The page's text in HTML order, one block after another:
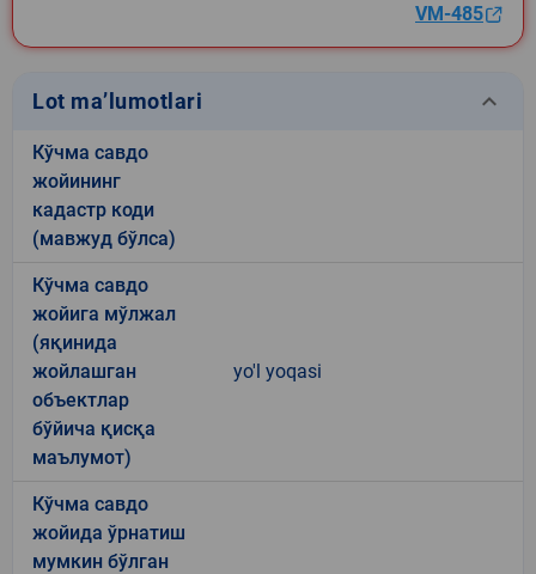
VM-485
Lot ma’lumotlari keyboard_arrow_down
Кўчма савдо
жойининг
кадастр коди
(мавжуд бўлса)
Кўчма савдо
жойига мўлжал
(яқинида
жойлашган
объектлар
бўйича қисқа
маълумот)
yo'l yoqasi
Кўчма савдо
жойида ўрнатиш
мумкин бўлган